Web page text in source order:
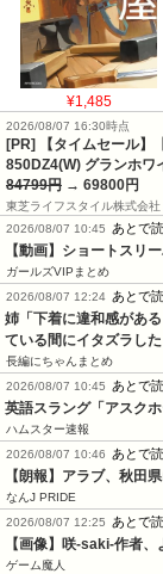
¥1,485
2026/08/07 16:30時点
[PR] 【タイムセール】
850DZ4(W) グランホワ
84799円 → 69800円
東芝ライフスタイル株式会社
2026/08/07 10:45
あとで
【動画】ショートスリ
ガールズVIPまとめ
2026/08/07 12:24 あとで
姉「下着に違和感があ
ている間にイタズラし
長編にちゃんまとめ
2026/08/07 10:45
あとで
英語スラング「アスクホ
ハムスター速報
2026/08/07 10:46
あとで
【朗報】アラブ、秋田
なんJ PRIDE
2026/08/07 12:25
あとで
【画像】咲-saki-作者
ゲーム魔人